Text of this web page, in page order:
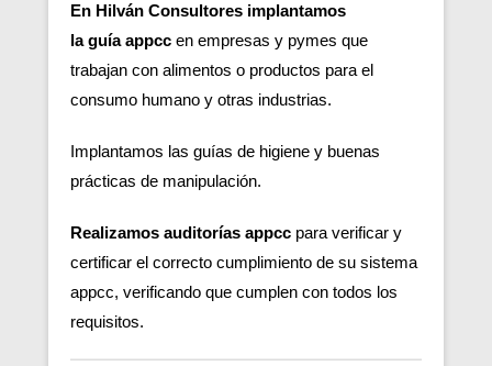
En Hilván Consultores implantamos
la guía appcc en empresas y pymes que
trabajan con alimentos o productos para el
consumo humano y otras industrias.
Implantamos las guías de higiene y buenas
prácticas de manipulación.
Realizamos auditorías appcc para verificar y
certificar el correcto cumplimiento de su sistema
appcc, verificando que cumplen con todos los
requisitos.